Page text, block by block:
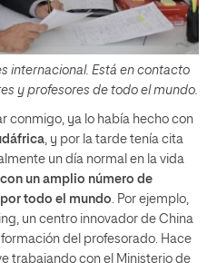
internacional. Está en contacto
y profesores de todo el mundo.
conmigo, ya lo había hecho con
, y por la tarde tenía cita
un día normal en la vida
un amplio número de
todo el mundo . Por ejemplo,
un centro innovador de China
del profesorado. Hace
trabajando con el Ministerio de